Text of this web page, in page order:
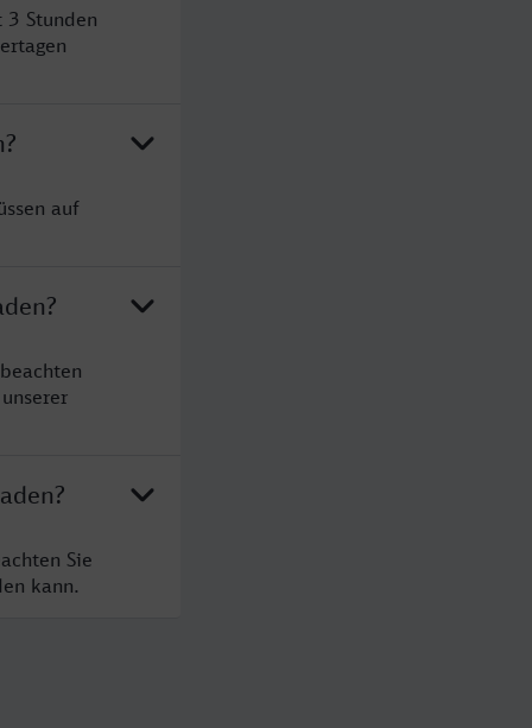
Stunden
auf
Sie
kann.